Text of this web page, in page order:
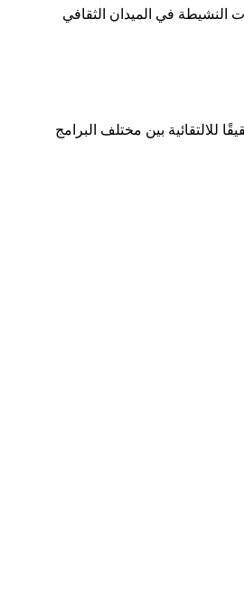
النشيطة في الميدان الثقافي
للالتقائية بين مختلف البرامج